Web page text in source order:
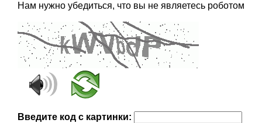
Нам нужно убедиться, что вы не являетесь роботом
Введите код с картинки: